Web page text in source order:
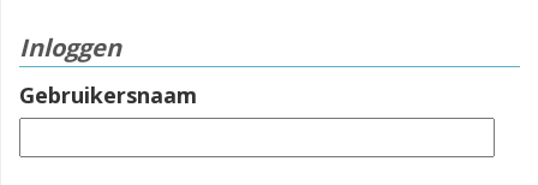
Inloggen
Gebruikersnaam